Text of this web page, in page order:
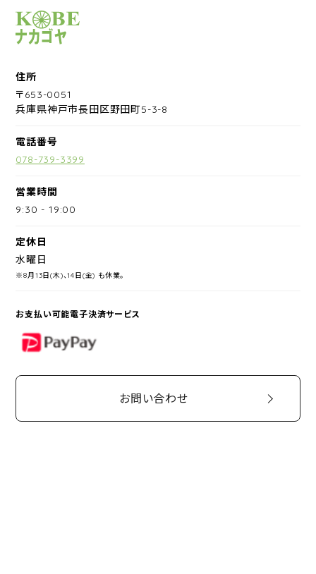
サイクルショップナカゴヤ
住所
〒653-0051
兵庫県神戸市長田区野田町5-3-8
電話番号
078-739-3399
営業時間
9:30 -19:00
定休日
水曜日
※8月13日(木)、14日(金) も休業。
お支払い可能電子決済サービス
PayPay
お問い合わせ